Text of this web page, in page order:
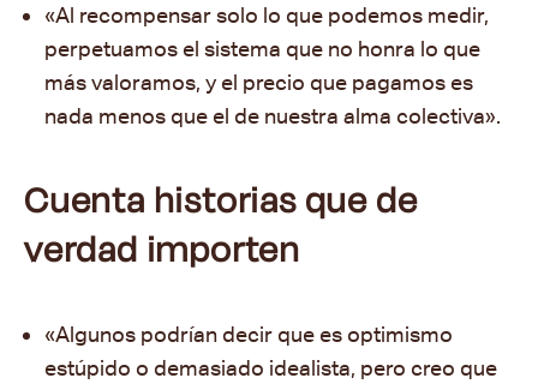
«Al recompensar solo lo que podemos medir,
perpetuamos el sistema que no honra lo que
más valoramos, y el precio que pagamos es
nada menos que el de nuestra alma colectiva».
Cuenta historias que de
verdad importen
«Algunos podrían decir que es optimismo
estúpido o demasiado idealista, pero creo que